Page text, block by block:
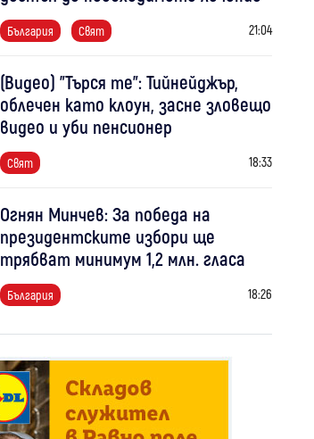
България Свят 21:04
(Видео) "Търся те": Тийнейджър,
облечен като клоун, засне зловещо
видео и уби пенсионер
Свят 18:33
Огнян Минчев: За победа на
президентските избори ще
трябват минимум 1,2 млн. гласа
България 18:26